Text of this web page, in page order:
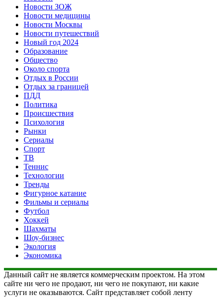
Новости ЗОЖ
Новости медицины
Новости Москвы
Новости путешествий
Новый год 2024
Образование
Общество
Около спорта
Отдых в России
Отдых за границей
ПДД
Политика
Происшествия
Психология
Рынки
Сериалы
Спорт
ТВ
Теннис
Технологии
Тренды
Фигурное катание
Фильмы и сериалы
Футбол
Хоккей
Шахматы
Шоу-бизнес
Экология
Экономика
Данный сайт не является коммерческим проектом. На этом
сайте ни чего не продают, ни чего не покупают, ни какие
услуги не оказываются. Сайт представляет собой ленту